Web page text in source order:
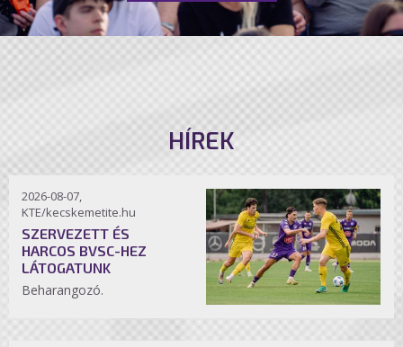
HÍREK
2026-08-07,
KTE/kecskemetite.hu
SZERVEZETT ÉS
HARCOS BVSC-HEZ
LÁTOGATUNK
Beharangozó.